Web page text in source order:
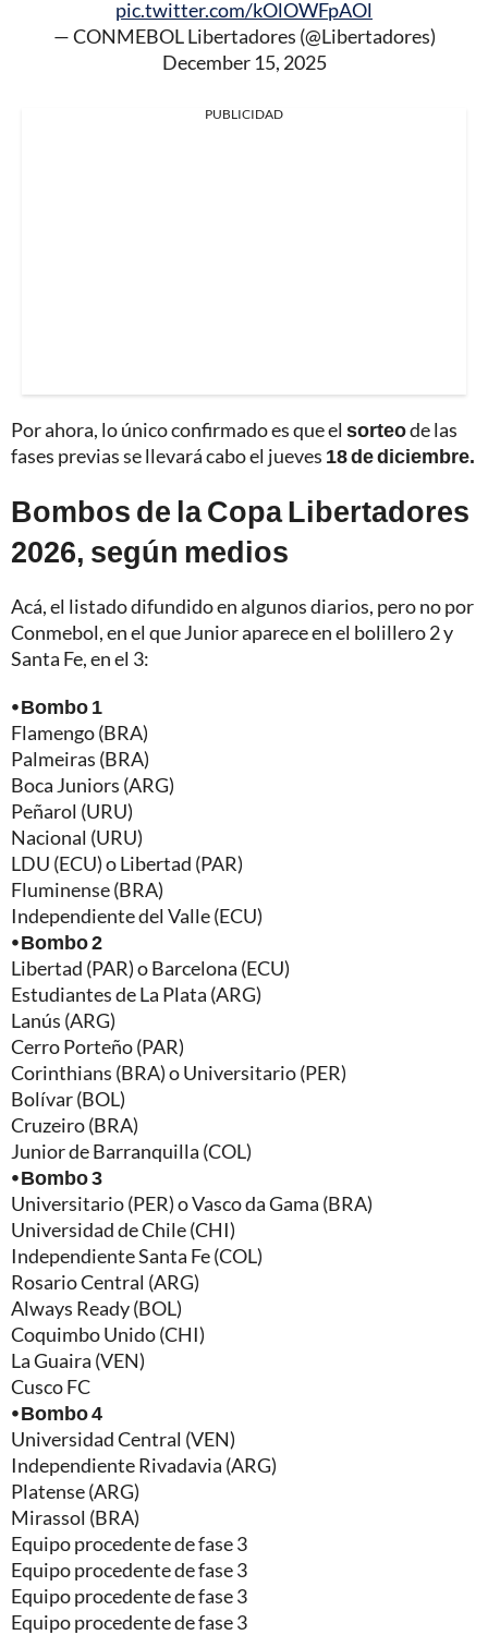
pic.twitter.com/kOlOWFpAOl
— CONMEBOL Libertadores (@Libertadores)
December 15, 2025
PUBLICIDAD
Por ahora, lo único confirmado es que el sorteode las
fases previas se llevará cabo el jueves 18 de diciembre.
Bombos de la Copa Libertadores
2026, según medios
Acá, el listado difundido en algunos diarios, pero no por
Conmebol, en el que Junior aparece en el bolillero 2 y
Santa Fe, en el 3:
⦁ Bombo 1
Flamengo (BRA)
Palmeiras (BRA)
Boca Juniors (ARG)
Peñarol (URU)
Nacional (URU)
LDU (ECU) o Libertad (PAR)
Fluminense (BRA)
Independiente del Valle (ECU)
⦁ Bombo 2
Libertad (PAR) o Barcelona (ECU)
Estudiantes de La Plata (ARG)
Lanús (ARG)
Cerro Porteño (PAR)
Corinthians (BRA) o Universitario (PER)
Bolívar (BOL)
Cruzeiro (BRA)
Junior de Barranquilla (COL)
⦁ Bombo 3
Universitario (PER) o Vasco da Gama (BRA)
Universidad de Chile (CHI)
Independiente Santa Fe (COL)
Rosario Central (ARG)
Always Ready (BOL)
Coquimbo Unido (CHI)
La Guaira (VEN)
Cusco FC
⦁ Bombo 4
Universidad Central (VEN)
Independiente Rivadavia (ARG)
Platense (ARG)
Mirassol (BRA)
Equipo procedente de fase 3
Equipo procedente de fase 3
Equipo procedente de fase 3
Equipo procedente de fase 3